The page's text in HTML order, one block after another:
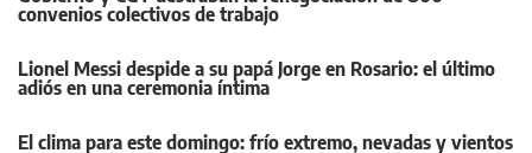
convenios colectivos de trabajo
Lionel Messi despide a su papá Jorge en Rosario: el último
adiós en una ceremonia íntima
El clima para este domingo: frío extremo, nevadas y vientos